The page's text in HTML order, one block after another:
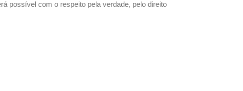
possível com o respeito pela verdade, pelo direito